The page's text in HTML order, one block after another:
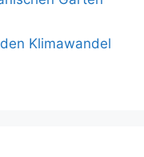
Klimawandel